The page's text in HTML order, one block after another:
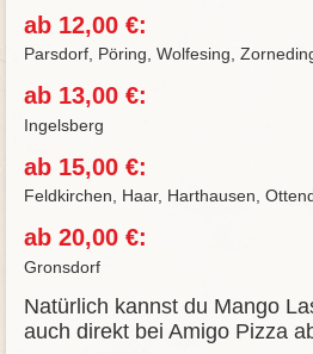
ab 12,00 €:
Parsdorf, Pöring, Wolfesing,
ab 13,00 €:
Ingelsberg
ab 15,00 €:
Feldkirchen, Haar, Harthausen,
ab 20,00 €:
Gronsdorf
Natürlich kannst du Mango
auch direkt bei Amigo Pizza